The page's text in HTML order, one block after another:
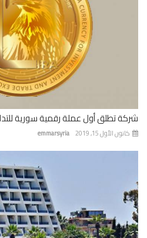
تطلق أول عملة رقمية سورية للتداولات
emmarsyria الأول 15, 2019